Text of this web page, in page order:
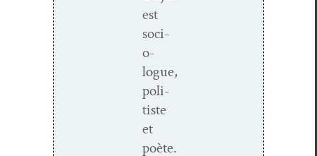
est
soci­
o­
logue,
poli­
tiste
et
poète.